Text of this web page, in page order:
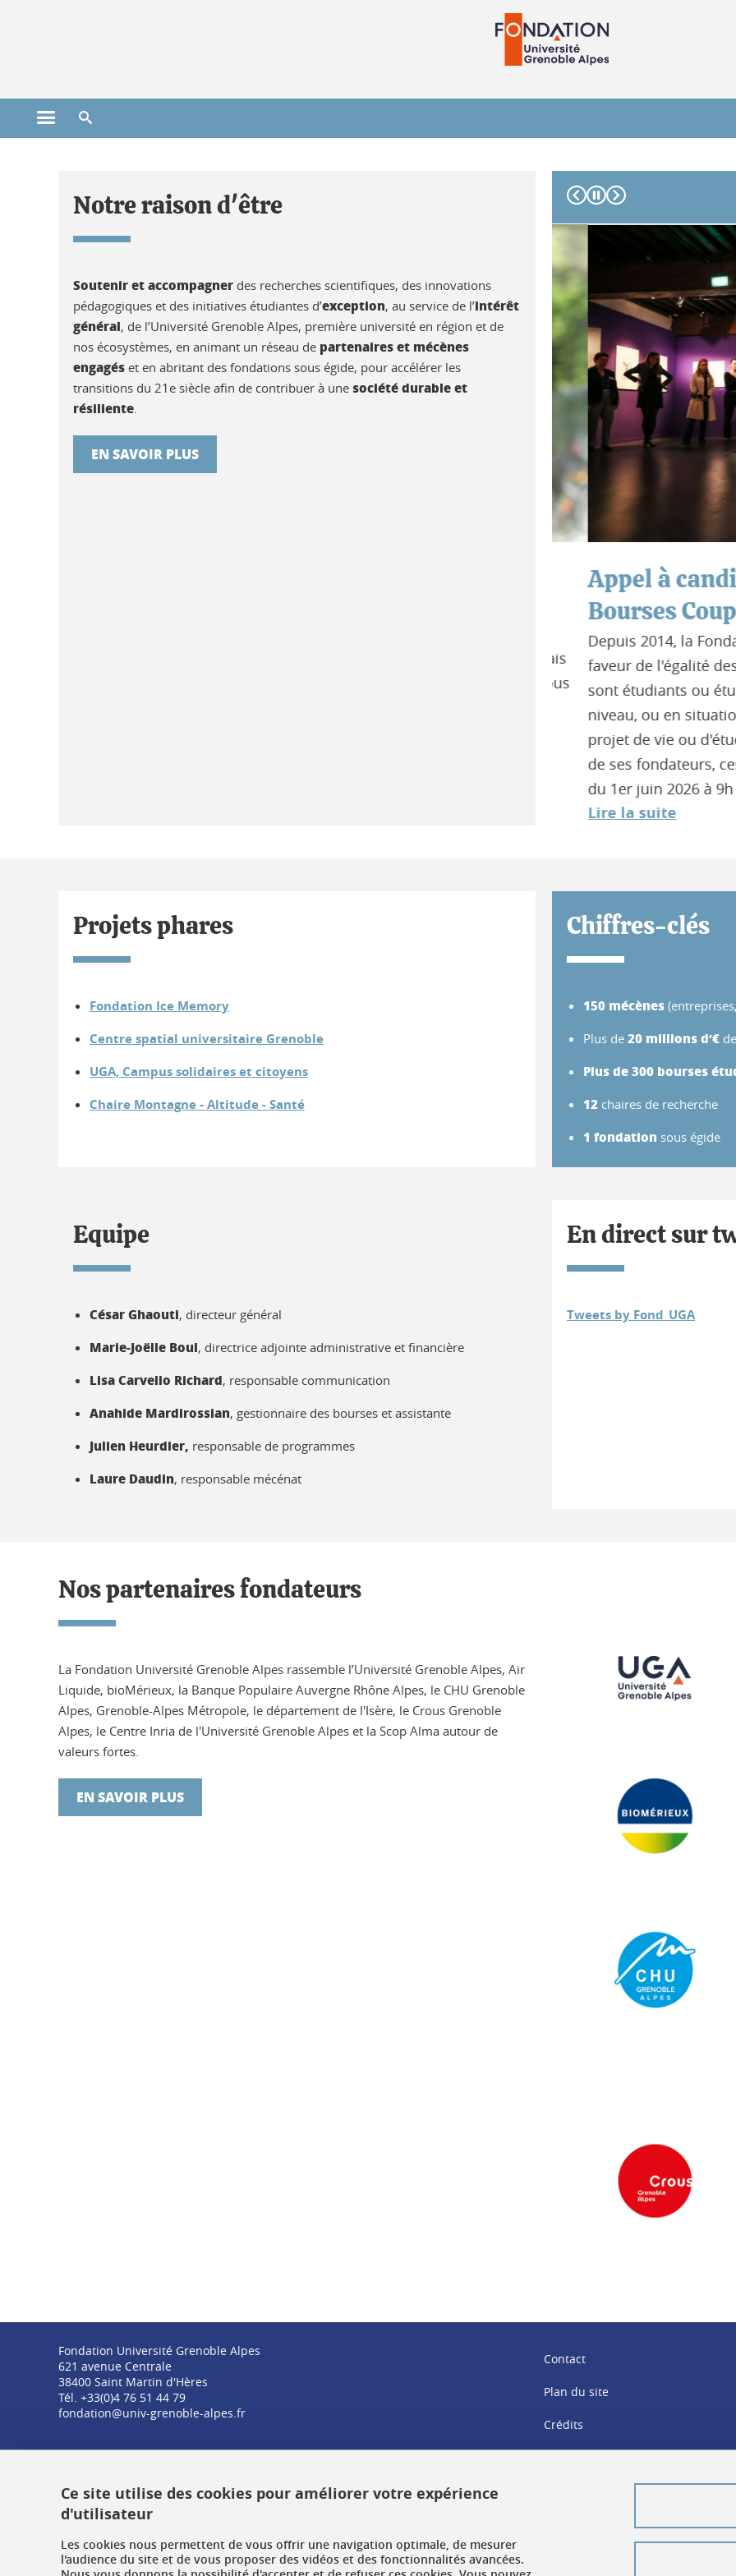
Ouvrir le menu principal
Notre raison d'être
Soutenir et accompagner des recherches scientifiques, des innovations
pédagogiques et des initiatives étudiantes d’exception, au service de l’intérêt
général, de l’Université Grenoble Alpes, première université en région et de
nos écosystèmes, en animant un réseau de partenaires et mécènes
engagés et en abritant des fondations sous égide, pour accélérer les
transitions du 21e siècle afin de contribuer à une société durable et
résiliente.
EN SAVOIR PLUS
Appel à
Bourses Coup
Depuis 2014, la
faveur de l'égalité des
sont étudiants ou
niveau, ou en situation
projet de vie ou
de ses fondateurs, ces
du 1er juin 2026 à 9h au
Lire la suite
Précédent
Suivant
Projets phares
Fondation Ice Memory
Centre spatial universitaire Grenoble
UGA, Campus solidaires et citoyens
Chaire Montagne - Altitude - Santé
Chiffres-clés
150 mécènes
Plus de 20 millions d’€
Plus de 300 bourses
12 chaires de recherche
1 fondation sous égide
Equipe
César Ghaouti, directeur général
Marie-Joëlle Boul, directrice adjointe administrative et financière
Lisa Carvello Richard, responsable communication
Anahide Mardirossian, gestionnaire des bourses et assistante
Julien Heurdier, responsable de programmes
Laure Daudin, responsable mécénat
En direct sur
Tweets by Fond_UGA
Nos partenaires fondateurs
La Fondation Université Grenoble Alpes rassemble l’Université Grenoble Alpes, Air
Liquide, bioMérieux, la Banque Populaire Auvergne Rhône Alpes, le CHU Grenoble
Alpes, Grenoble-Alpes Métropole, le département de l'Isère, le Crous Grenoble
Alpes, le Centre Inria de l'Université Grenoble Alpes et la Scop Alma autour de
valeurs fortes.
EN SAVOIR PLUS
Fondation Université Grenoble Alpes
621 avenue Centrale
38400 Saint Martin d'Hères
Tél. +33(0)4 76 51 44 79
fondation@univ-grenoble-alpes.fr
Contact
Plan du site
Crédits
Gestion des cookies
Ce site utilise des cookies pour améliorer votre expérience
d'utilisateur
Les cookies nous permettent de vous offrir une navigation optimale, de mesurer
l'audience du site et de vous proposer des vidéos et des fonctionnalités avancées.